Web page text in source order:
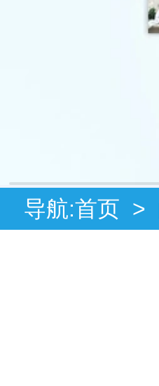
导航:首页 >